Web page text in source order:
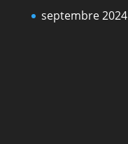
septembre 2024